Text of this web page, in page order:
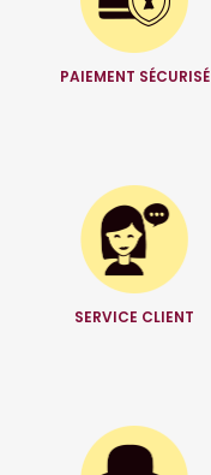
PAIEMENT SÉCURISÉ
SERVICE CLIENT